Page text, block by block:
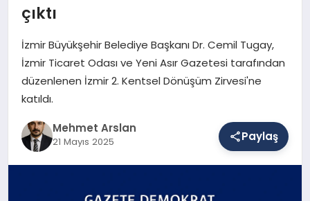
SAĞLIK
EĞITIM
çıktı
İzmir Büyükşehir Belediye Başkanı Dr. Cemil Tugay,
İzmir Ticaret Odası ve Yeni Asır Gazetesi tarafından
düzenlenen İzmir 2. Kentsel Dönüşüm Zirvesi'ne
katıldı.
Mehmet Arslan
21 Mayıs 2025 Paylaş